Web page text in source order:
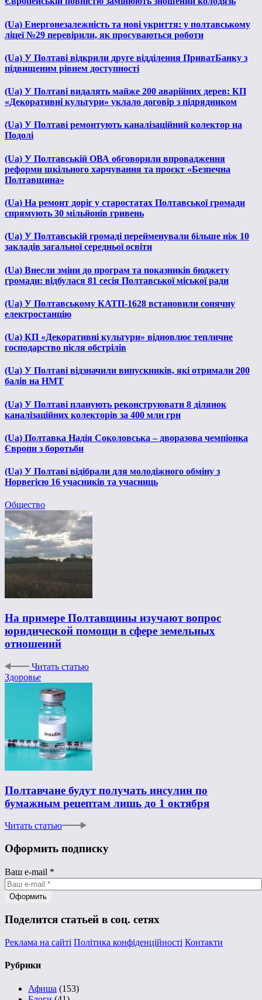
(Ua) Енергонезалежність та нові укриття: у полтавському
ліцеї №29 перевірили, як просуваються роботи
(Ua) У Полтаві відкрили друге відділення ПриватБанку з
підвищеним рівнем доступності
(Ua) У Полтаві видалять майже 200 аварійних дерев: КП
«Декоративні культури» уклало договір з підрядником
(Ua) У Полтаві ремонтують каналізаційний колектор на
Подолі
(Ua) У Полтавській ОВА обговорили впровадження
реформи шкільного харчування та проєкт «Безпечна
Полтавщина»
(Ua) На ремонт доріг у старостатах Полтавської громади
спрямують 30 мільйонів гривень
(Ua) У Полтавській громаді перейменували більше ніж 10
закладів загальної середньої освіти
(Ua) Внесли зміни до програм та показників бюджету
громади: відбулася 81 сесія Полтавської міської ради
(Ua) У Полтавському КАТП-1628 встановили сонячну
електростанцію
(Ua) КП «Декоративні культури» відновлює тепличне
господарство після обстрілів
(Ua) У Полтаві відзначили випускників, які отримали 200
балів на НМТ
(Ua) У Полтаві планують реконструювати 8 ділянок
каналізаційних колекторів за 400 млн грн
(Ua) Полтавка Надія Соколовська – дворазова чемпіонка
Європи з боротьби
(Ua) У Полтаві відібрали для молодіжного обміну з
Норвегією 16 учасників та учасниць
Общество
На примере Полтавщины изучают вопрос
юридической помощи в сфере земельных
отношений
Читать статью
Здоровье
Полтавчане будут получать инсулин по
бумажным рецептам лишь до 1 октября
Читать статью
Оформить подписку
Ваш e-mail *
Поделится статьей в соц. сетях
Реклама на сайті Політика конфіденційності Контакти
Рубрики
Афиша (153)